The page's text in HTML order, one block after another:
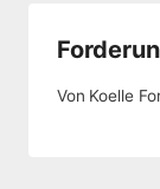
Von Koelle